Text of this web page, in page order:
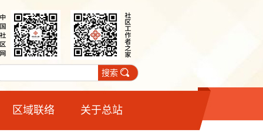
搜索
区域联络 关于总站